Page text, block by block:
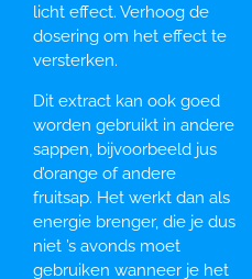
licht effect. Verhoog de
dosering om het effect te
versterken.
Dit extract kan ook goed
worden gebruikt in andere
sappen, bijvoorbeeld jus
d’orange of andere
fruitsap. Het werkt dan als
energie brenger, die je dus
niet ’s avonds moet
gebruiken wanneer je het